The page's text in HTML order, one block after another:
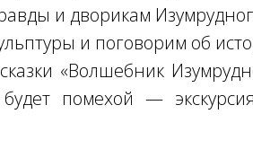
и дворикам
и поговорим об
«Волшебник
помехой —